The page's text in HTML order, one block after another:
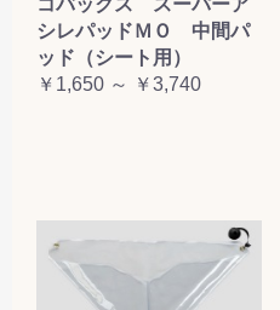
コバックス スーパーア
シレパッドＭＯ 中間パ
ッド（シート用）
￥1,650 ～ ￥3,740